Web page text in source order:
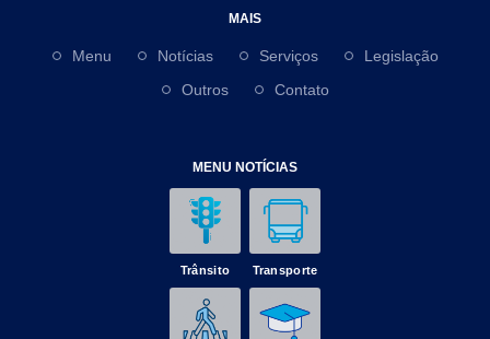
MAIS
Menu Notícias Serviços
Legislação
Outros
Contato
MENU NOTÍCIAS
Trânsito Transporte